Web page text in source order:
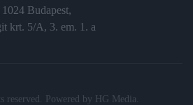
1024 Budapest,
krt. 5/A, 3. em. 1. a
reserved. Powered by HG Media